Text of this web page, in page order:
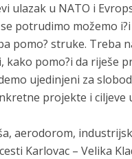
ulazak u NATO i
potrudimo možemo
pomo? struke. Treba
pomo?i da riješe
ujedinjeni za
projekte i
aerodorom,
Karlovac – Velika